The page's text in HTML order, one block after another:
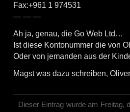
Fax:+961 1 974531
— — —
Ah ja, genau, die Go Web Ltd…
Ist diese Kontonummer die von
Oder von jemanden aus der
Magst was dazu schreiben,
Dieser Eintrag wurde am Freitag,